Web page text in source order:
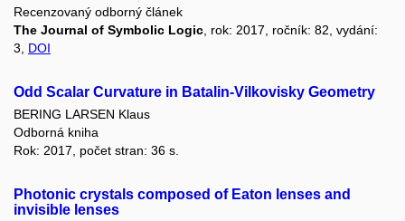
Recenzovaný odborný článek
The Journal of Symbolic Logic , rok: 2017, ročník: 82, vydání:
3, DOI
Odd Scalar Curvature in Batalin-Vilkovisky Geometry
BERING LARSEN Klaus
Odborná kniha
Rok: 2017, počet stran: 36 s.
Photonic crystals composed of Eaton lenses and
invisible lenses